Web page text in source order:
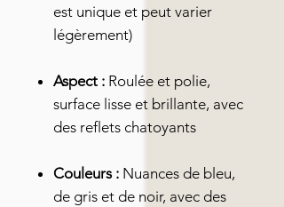
est unique et peut varier
légèrement)
Aspect : Roulée et polie,
surface lisse et brillante, avec
des reflets chatoyants
Couleurs : Nuances de bleu,
de gris et de noir, avec des